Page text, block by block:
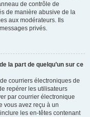
de contrôle de
de manière abusive de la
aux modérateurs. Ils
privés.
la part de quelqu’un sur ce
courriers électroniques de
repérer les utilisateurs
par courrier électronique
vous avez reçu à un
les en-têtes contenant